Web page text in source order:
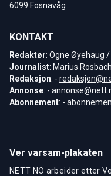
6099 Fosnavåg
KONTAKT
Redaktør: Ogne Øyehaug
Journalist: Marius
Redaksjon: -
Annonse: -
Abonnement: -
Ver varsam-plakaten
NETT NO arbeider etter